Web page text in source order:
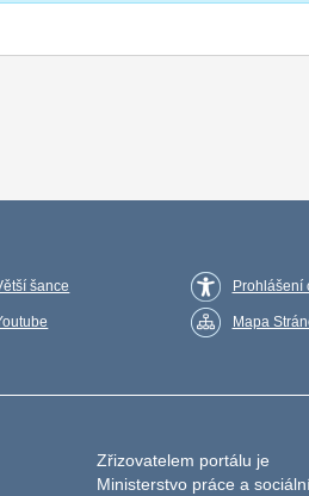
šance Prohlášení
Mapa
Zřizovatelem portálu je
Ministerstvo práce a